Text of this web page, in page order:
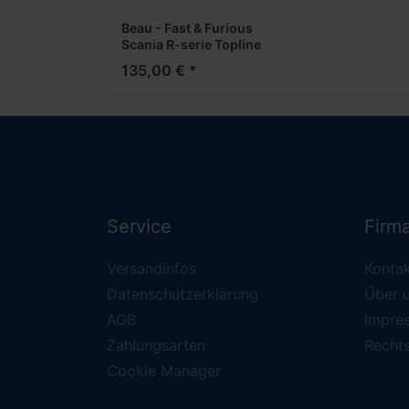
Beau - Fast & Furious
Scania R-serie Topline
-1:50-
135,00 € *
Service
Versandinfos
Datenschutzerklärung
AGB
Zahlungsarten
Cookie Manager
Über